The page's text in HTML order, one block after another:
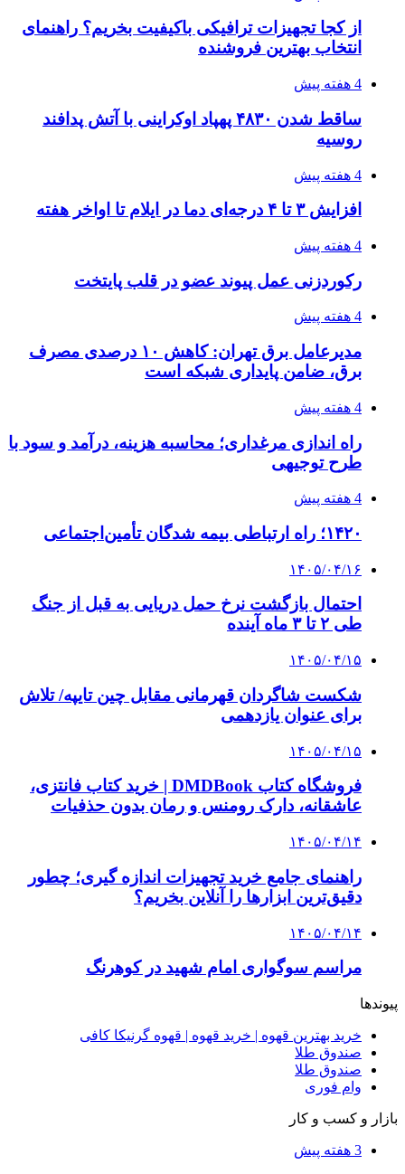
از کجا تجهیزات ترافیکی باکیفیت بخریم؟ راهنمای
انتخاب بهترین فروشنده
4 هفته پیش
ساقط شدن ۴۸۳۰ پهپاد اوکراینی با آتش پدافند
روسیه
4 هفته پیش
افزایش ۳ تا ۴ درجه‌ای دما در ایلام تا اواخر هفته
4 هفته پیش
رکوردزنی عمل پیوند عضو در قلب پایتخت
4 هفته پیش
مدیرعامل برق تهران: کاهش ۱۰ درصدی مصرف
برق، ضامن پایداری شبکه است
4 هفته پیش
راه اندازی مرغداری؛ محاسبه هزینه، درآمد و سود با
طرح توجیهی
4 هفته پیش
۱۴۲۰؛ راه ارتباطی بیمه شدگان تأمین‌اجتماعی
۱۴۰۵/۰۴/۱۶
احتمال بازگشت نرخ حمل دریایی به قبل از جنگ
طی ۲ تا ۳ ماه آینده
۱۴۰۵/۰۴/۱۵
شکست شاگردان قهرمانی مقابل چین تایپه/ تلاش
برای عنوان یازدهمی
۱۴۰۵/۰۴/۱۵
فروشگاه کتاب DMDBook | خرید کتاب فانتزی،
عاشقانه، دارک رومنس و رمان بدون حذفیات
۱۴۰۵/۰۴/۱۴
راهنمای جامع خرید تجهیزات اندازه گیری؛ چطور
دقیق‌ترین ابزارها را آنلاین بخریم؟
۱۴۰۵/۰۴/۱۴
مراسم سوگواری امام شهید در کوهرنگ
پیوندها
خرید بهترین قهوه | خرید قهوه | قهوه گرنیکا کافی
صندوق طلا
صندوق طلا
وام فوری
بازار و کسب و کار
3 هفته پیش